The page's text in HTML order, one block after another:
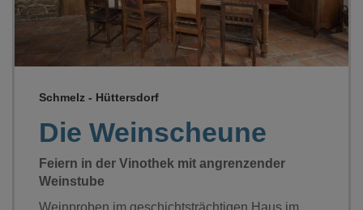
Die Weinscheune
Schmelz - Hüttersdorf
Feiern in der Vinothek mit angrenzender
Weinstube
Weinproben im geschichtsträchtigen Haus im